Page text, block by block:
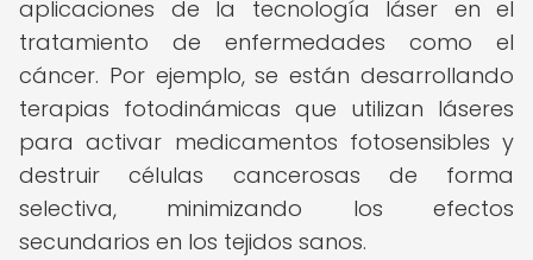
aplicaciones de la tecnología láser en el
tratamiento de enfermedades como el
cáncer. Por ejemplo, se están desarrollando
terapias fotodinámicas que utilizan láseres
para activar medicamentos fotosensibles y
destruir células cancerosas de forma
selectiva, minimizando los efectos
secundarios en los tejidos sanos.